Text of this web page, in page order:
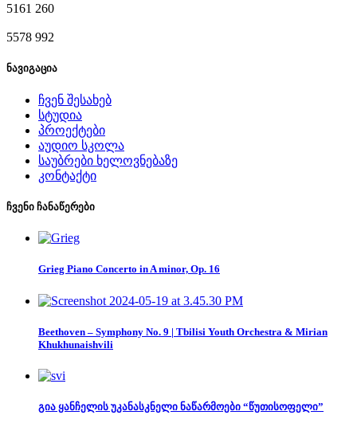
5161 260
5578 992
ნავიგაცია
ჩვენ შესახებ
სტუდია
პროექტები
აუდიო სკოლა
საუბრები ხელოვნებაზე
კონტაქტი
ჩვენი ჩანაწერები
Grieg Piano Concerto in A minor, Op. 16
Beethoven – Symphony No. 9 | Tbilisi Youth Orchestra & Mirian
Khukhunaishvili
გია ყანჩელის უკანასკნელი ნაწარმოები “წუთისოფელი”